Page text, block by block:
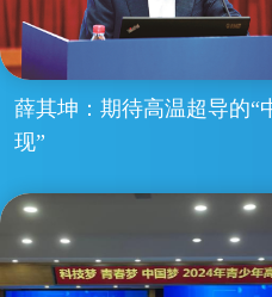
薛其坤：期待高温超导的“
现”